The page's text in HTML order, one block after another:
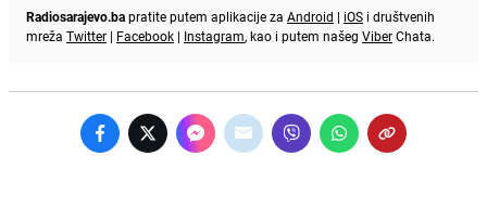
Radiosarajevo.bapratite putem aplikacije za Android | iOS i društvenih
mreža Twitter | Facebook | Instagram, kao i putem našeg ViberChata.